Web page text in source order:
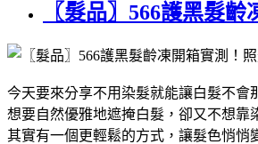
〖髮品〗566護黑髮
今天要來分享不用染髮就能讓白髮不會
想要自然優雅地遮掩白髮，卻又不想靠
其實有一個更輕鬆的方式，讓髮色悄悄